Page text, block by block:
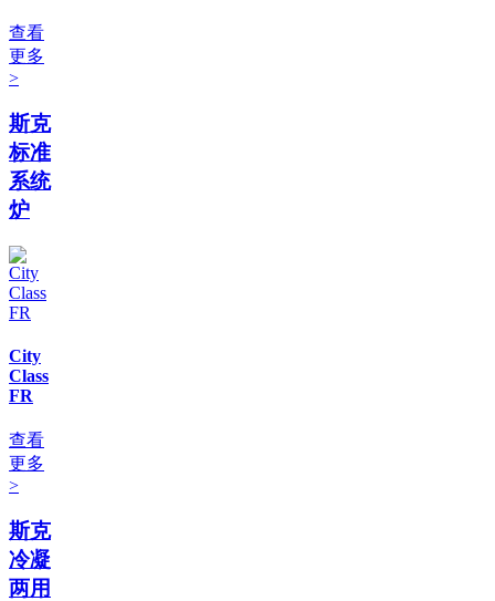
查看
更多
>
斯克
标准
系统
炉
City
Class
FR
查看
更多
>
斯克
冷凝
两用